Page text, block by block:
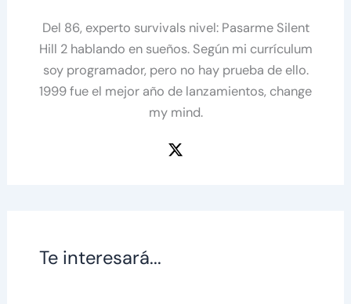
Del 86, experto survivals nivel: Pasarme Silent
Hill 2 hablando en sueños. Según mi currículum
soy programador, pero no hay prueba de ello.
1999 fue el mejor año de lanzamientos, change
my mind.
Te interesará...